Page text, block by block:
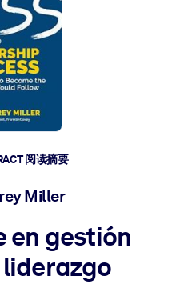
做好准备。
际问题并更快采取行动。
技能。
LMS/LXP，以获得更强的学习效
阅读摘要
Miller
en gestión